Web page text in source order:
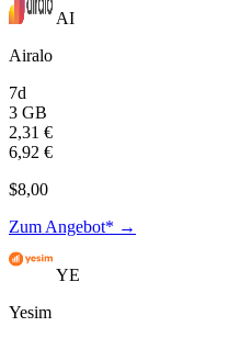
AI
Airalo
7d
3 GB
2,31 €
6,92 €
$8,00
Zum Angebot* →
YE
Yesim